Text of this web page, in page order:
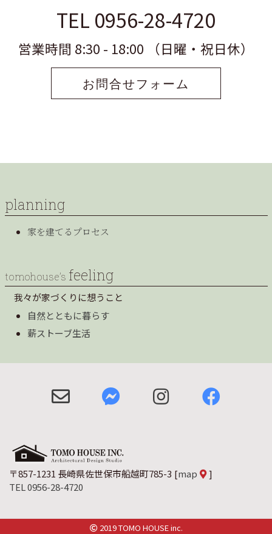
TEL 0956-28-4720
営業時間 8:30 - 18:00 （日曜・祝日休）
お問合せフォーム
planning
家を建てるプロセス
tomohouse’s feeling
我々が家づくりに想うこと
自然とともに暮らす
薪ストーブ生活
〒857-1231 長崎県佐世保市船越町785-3 [map
]
TEL 0956-28-4720
2019 TOMO HOUSE inc.